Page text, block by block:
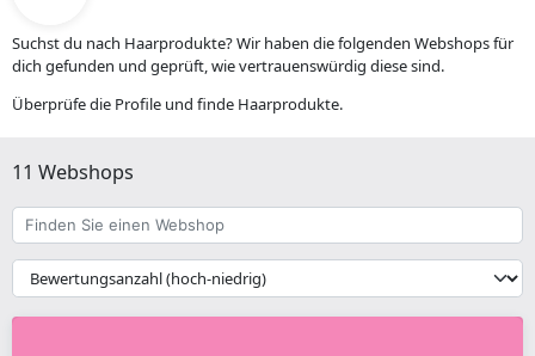
Suchst du nach Haarprodukte? Wir haben die folgenden Webshops für
dich gefunden und geprüft, wie vertrauenswürdig diese sind.
Überprüfe die Profile und finde Haarprodukte.
11 Webshops
Finden
Sie
einen
Webshop
{{
__('Sort')
}}